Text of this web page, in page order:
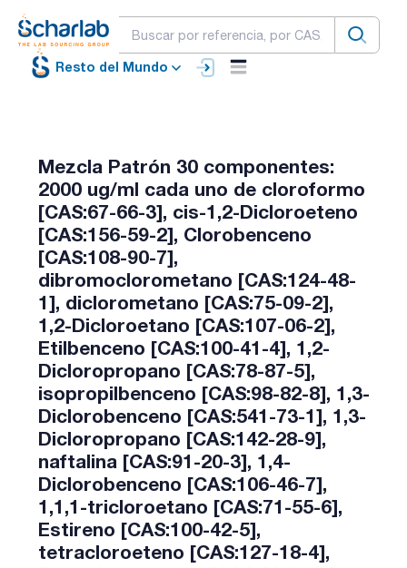
Resto del Mundo
Mezcla Patrón 30 componentes:
2000 ug/ml cada uno de cloroformo
[CAS:67-66-3], cis-1,2-Dicloroeteno
[CAS:156-59-2], Clorobenceno
[CAS:108-90-7],
dibromoclorometano [CAS:124-48-
1], diclorometano [CAS:75-09-2],
1,2-Dicloroetano [CAS:107-06-2],
Etilbenceno [CAS:100-41-4], 1,2-
Dicloropropano [CAS:78-87-5],
isopropilbenceno [CAS:98-82-8], 1,3-
Diclorobenceno [CAS:541-73-1], 1,3-
Dicloropropano [CAS:142-28-9],
naftalina [CAS:91-20-3], 1,4-
Diclorobenceno [CAS:106-46-7],
1,1,1-tricloroetano [CAS:71-55-6],
Estireno [CAS:100-42-5],
tetracloroeteno [CAS:127-18-4],